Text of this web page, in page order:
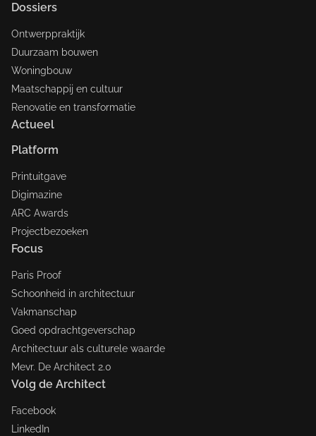
Dossiers
Ontwerppraktijk
Duurzaam bouwen
Woningbouw
Maatschappij en cultuur
Renovatie en transformatie
Actueel
Platform
Printuitgave
Digimazine
ARC Awards
Projectbezoeken
Focus
Paris Proof
Schoonheid in architectuur
Vakmanschap
Goed opdrachtgeverschap
Architectuur als culturele waarde
Mevr. De Architect 2.0
Volg de Architect
Facebook
LinkedIn